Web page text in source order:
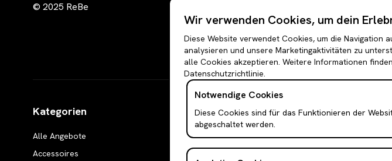
© 2025 ReBe
Kategorien
Alle Angebote
Accessoires
Boleros & Shrugs
Anzugwesten & Polunder
Puffer & Bomber
Wir verwenden Cookies, um dein
Diese Website verwendet Cookies, um die Navigation
analysieren und unsere Marketingaktivitäten zu
alle Cookies akzeptieren. Weitere Informationen
Datenschutzrichtlinie.
Notwendige Cookies
Diese Cookies sind für das Funktionieren der
abgeschaltet werden.